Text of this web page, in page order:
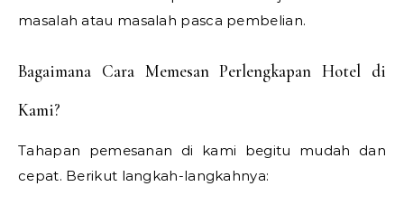
masalah atau masalah pasca pembelian.
Bagaimana Cara Memesan Perlengkapan Hotel di
Kami?
Tahapan pemesanan di kami begitu mudah dan
cepat. Berikut langkah-langkahnya: